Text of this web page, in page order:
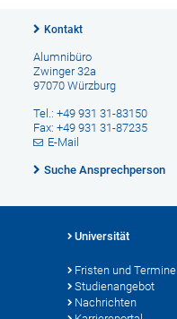
Kontakt
Alumnibüro
Zwinger 32a
97070 Würzburg
Tel.: +49 931 31-83150
Fax: +49 931 31-87235
E-Mail
Suche Ansprechperson
Universität
Fristen und Termine
Studienangebot
Nachrichten